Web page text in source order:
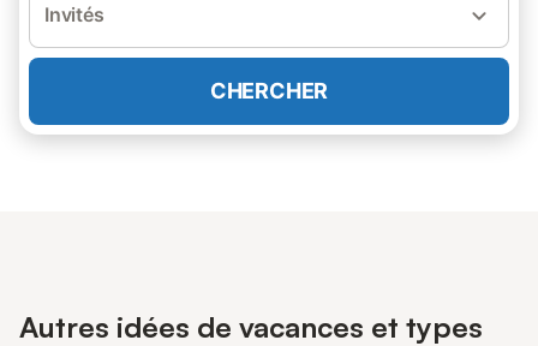
Invités
CHERCHER
Autres idées de vacances et types